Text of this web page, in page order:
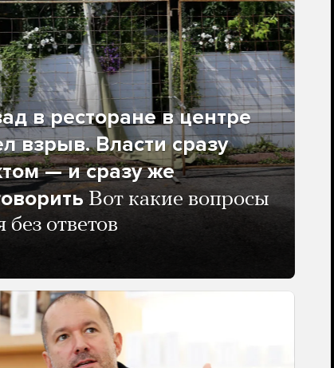
в ресторане в центре
взрыв. Власти сразу
— и сразу же
Вот какие вопросы
без ответов